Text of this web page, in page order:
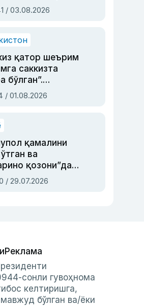
этган аёлга суд
ўқилди
/ 03.08.2026
қатор шеърим
саккизта
бўлган”.
Ориповни
айбловлардан
/ 01.08.2026
қамалини
ва
қозони”дан
қаҳрамон —
армияси бош
/ 29.07.2026
Реклама
сонли гувоҳнома
келтиришга,
бўлган ва/ёки